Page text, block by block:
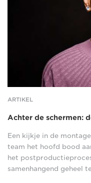
ARTIKEL
Achter de schermen:
Een kijkje in de
team het hoofd bood
het
samenhangend geheel